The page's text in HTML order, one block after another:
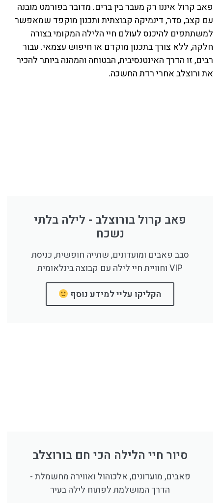
פאב קרול איננו רק מעבר בין ברים. מדובר בפורמט מובנה
עם קצב, סדר, דינמיקה קבוצתית ותכנון מוקפד שמאפשר
למשתתפים להיכנס לעולם חיי הלילה המקומי בצורה
חלקה, ללא צורך בתכנון מוקדם או חיפוש עצמאי. עבור
רבים, זו הדרך האינטנסיבית, הבטוחה והמהנה ביותר להכיר
את ורוצלב אחרי רדת החשכה.
פאב קרול בורוצלב - לילה בלתי
נשכח
סבב פאבים ומועדונים, שתייה חופשית, כניסת
VIP וחוויית חיי לילה עם קבוצה בינלאומית
הקליקו עליי למידע נוסף
סיור חיי הלילה הכי חם בורוצלב
פאבים, מועדונים, אלכוהול ואווירה מחשמלת -
הדרך המושלמת לפתוח לילה בעיר